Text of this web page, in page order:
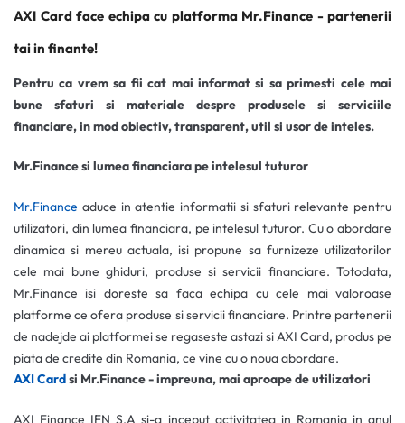
AXI Card face echipa cu platforma Mr.Finance - partenerii
tai in finante!
Pentru ca vrem sa fii cat mai informat si sa primesti cele mai
bune sfaturi si materiale despre produsele si serviciile
financiare, in mod obiectiv, transparent, util si usor de inteles.
Mr.Finance si lumea financiara pe intelesul tuturor
Mr.Finance aduce in atentie informatii si sfaturi relevante pentru
utilizatori, din lumea financiara, pe intelesul tuturor. Cu o abordare
dinamica si mereu actuala, isi propune sa furnizeze utilizatorilor
cele mai bune ghiduri, produse si servicii financiare. Totodata,
Mr.Finance isi doreste sa faca echipa cu cele mai valoroase
platforme ce ofera produse si servicii financiare. Printre partenerii
de nadejde ai platformei se regaseste astazi si AXI Card, produs pe
piata de credite din Romania, ce vine cu o noua abordare.
AXI Cardsi Mr.Finance - impreuna, mai aproape de utilizatori